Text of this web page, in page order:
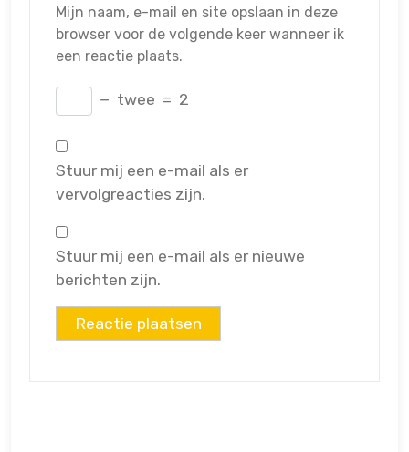
Mijn naam, e-mail en site opslaan in deze
browser voor de volgende keer wanneer ik
een reactie plaats.
− twee = 2
Stuur mij een e-mail als er
vervolgreacties zijn.
Stuur mij een e-mail als er nieuwe
berichten zijn.